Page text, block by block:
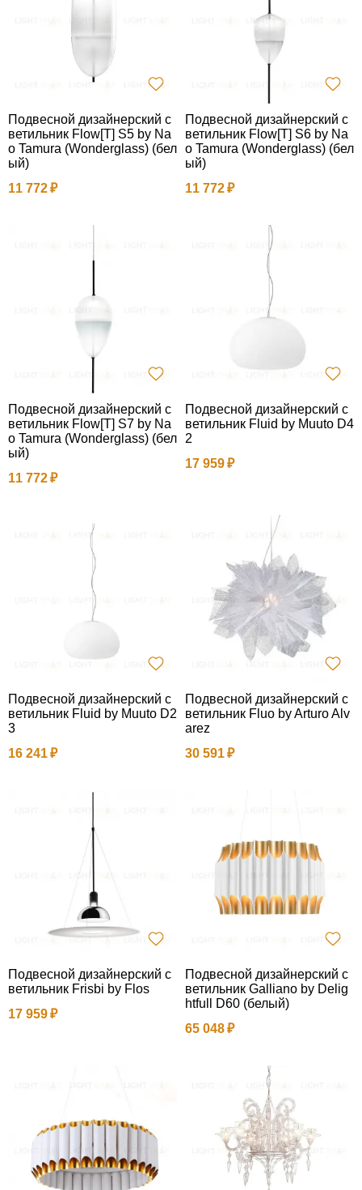
Подвесной дизайнерский с
ветильник Flow[T] S5 by Na
o Tamura (Wonderglass) (бел
ый)
11 772
Подвесной дизайнерский с
ветильник Flow[T] S6 by Na
o Tamura (Wonderglass) (бел
ый)
11 772
Подвесной дизайнерский с
ветильник Flow[T] S7 by Na
o Tamura (Wonderglass) (бел
ый)
11 772
Подвесной дизайнерский с
ветильник Fluid by Muuto D4
2
17 959
Подвесной дизайнерский с
ветильник Fluid by Muuto D2
3
16 241
Подвесной дизайнерский с
ветильник Fluo by Arturo Alv
arez
30 591
Подвесной дизайнерский с
ветильник Frisbi by Flos
17 959
Подвесной дизайнерский с
ветильник Galliano by Delig
htfull D60 (белый)
65 048